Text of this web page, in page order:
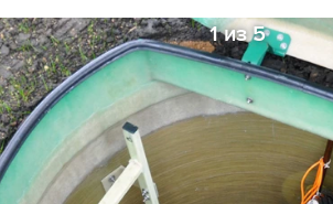
1 из 5